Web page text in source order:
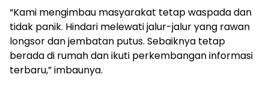
“Kami mengimbau masyarakat tetap waspada dan
tidak panik. Hindari melewati jalur-jalur yang rawan
longsor dan jembatan putus. Sebaiknya tetap
berada di rumah dan ikuti perkembangan informasi
terbaru,” imbaunya.